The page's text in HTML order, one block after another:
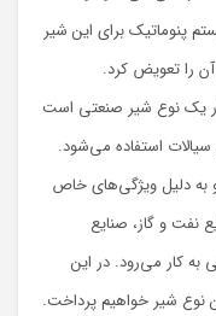
پنوماتیک برای این شیر
را تعویض کرد.
یک نوع شیر صنعتی است
استفاده می‌شود.
به دلیل ویژگی‌های خاص
نفت و گاز، صنایع
به کار می‌رود. در این
نوع شیر خواهیم پرداخت.